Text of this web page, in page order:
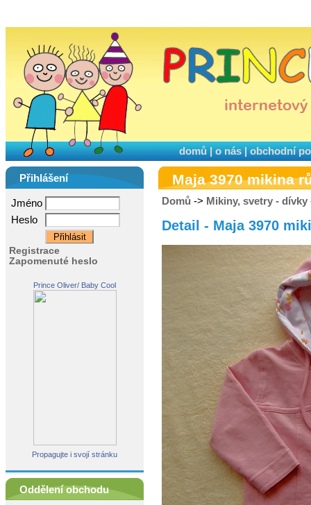
domů|o nás|obchodní
Přihlášení
Jméno
Heslo
Registrace
Zapomenuté heslo
Prince Oliver/ Baby Cool
Propagujte i svojí stránku
Oddělení obchodu
Maja 3970 mikina
Domů -> Mikiny, svetry - dívky
Detail - Maja 3970